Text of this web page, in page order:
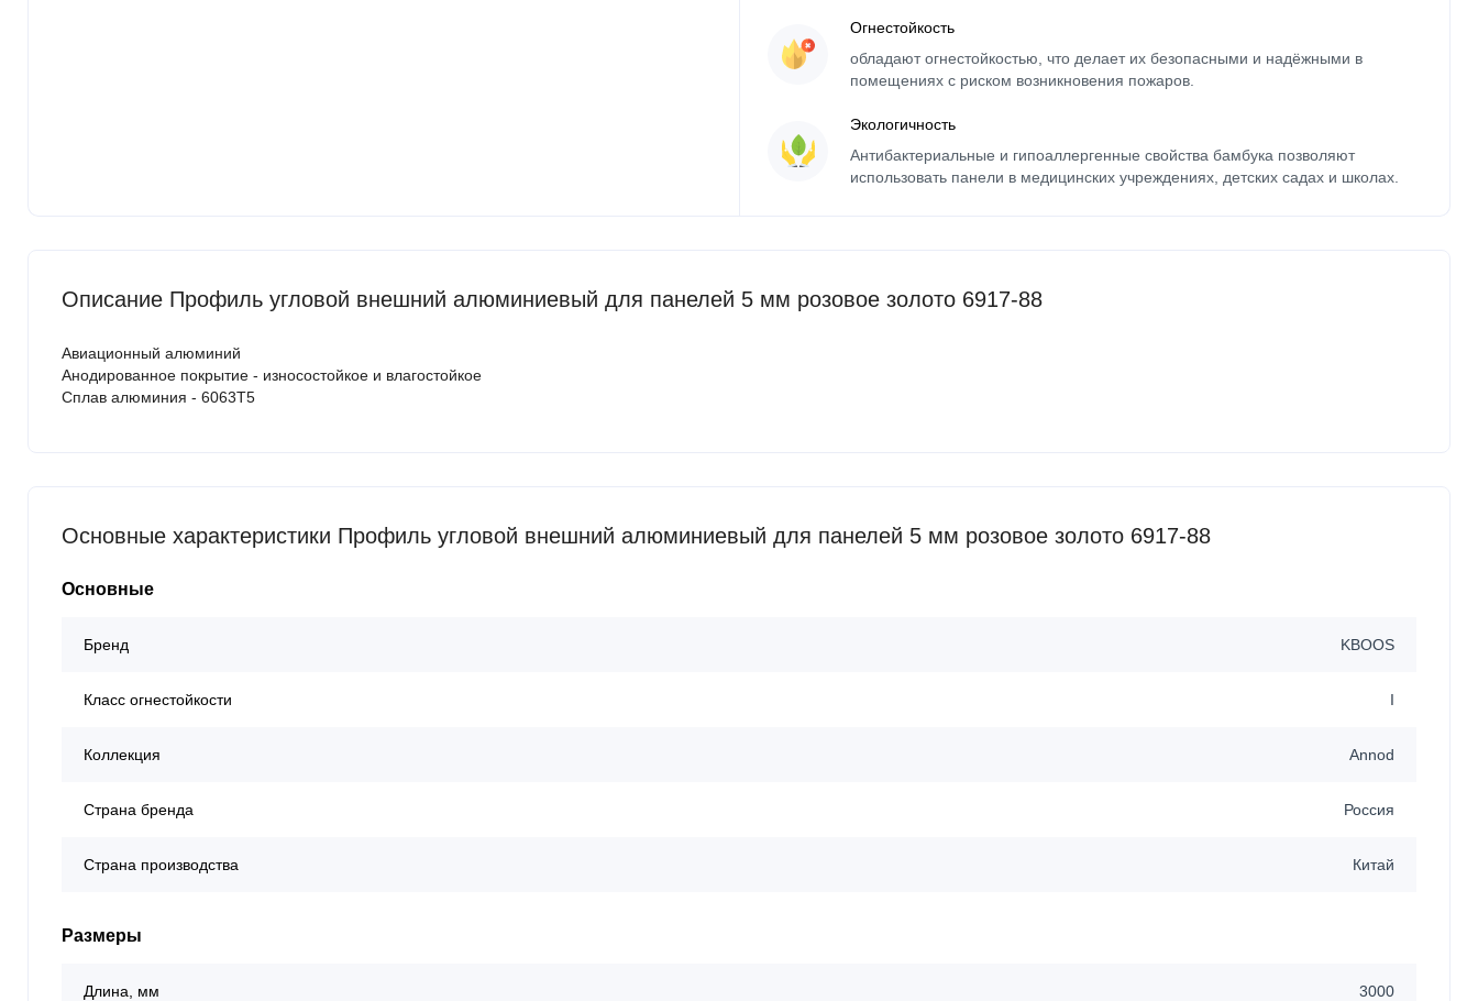
Огнестойкость
обладают огнестойкостью, что делает их безопасными и надёжными в
помещениях с риском возникновения пожаров.
Экологичность
Антибактериальные и гипоаллергенные свойства бамбука позволяют
использовать панели в медицинских учреждениях, детских садах и школах.
Описание Профиль угловой внешний алюминиевый для панелей 5 мм розовое золото 6917-88
Авиационный алюминий
Анодированное покрытие - износостойкое и влагостойкое
Сплав алюминия - 6063Т5
Основные характеристики Профиль угловой внешний алюминиевый для панелей 5 мм розовое золото 6917-88
Основные
Бренд KBOOS
Класс огнестойкости I
Коллекция Annod
Страна бренда Россия
Страна производства Китай
Размеры
Длина, мм 3000